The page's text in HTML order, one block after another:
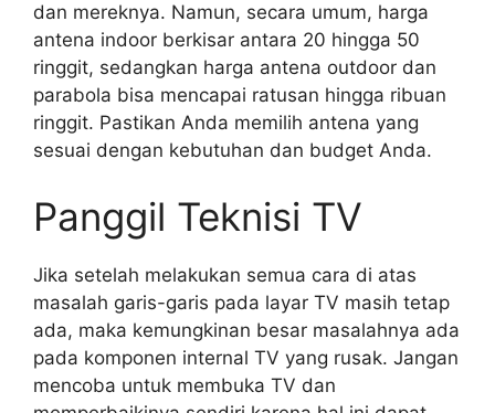
dan mereknya. Namun, secara umum, harga
antena indoor berkisar antara 20 hingga 50
ringgit, sedangkan harga antena outdoor dan
parabola bisa mencapai ratusan hingga ribuan
ringgit. Pastikan Anda memilih antena yang
sesuai dengan kebutuhan dan budget Anda.
Panggil Teknisi TV
Jika setelah melakukan semua cara di atas
masalah garis-garis pada layar TV masih tetap
ada, maka kemungkinan besar masalahnya ada
pada komponen internal TV yang rusak. Jangan
mencoba untuk membuka TV dan